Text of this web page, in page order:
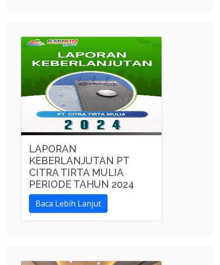
LAPORAN
KEBERLANJUTAN PT
CITRA TIRTA MULIA
PERIODE TAHUN 2024
Baca Lebih Lanjut